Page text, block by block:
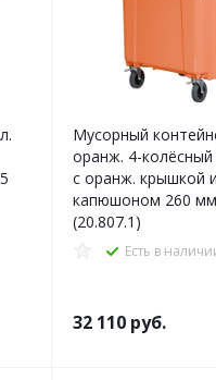
Мусорный
оранж. 4-
с оранж. крышкой и
капюшоном 260
(20.807.1)
Есть в
32 110 руб.